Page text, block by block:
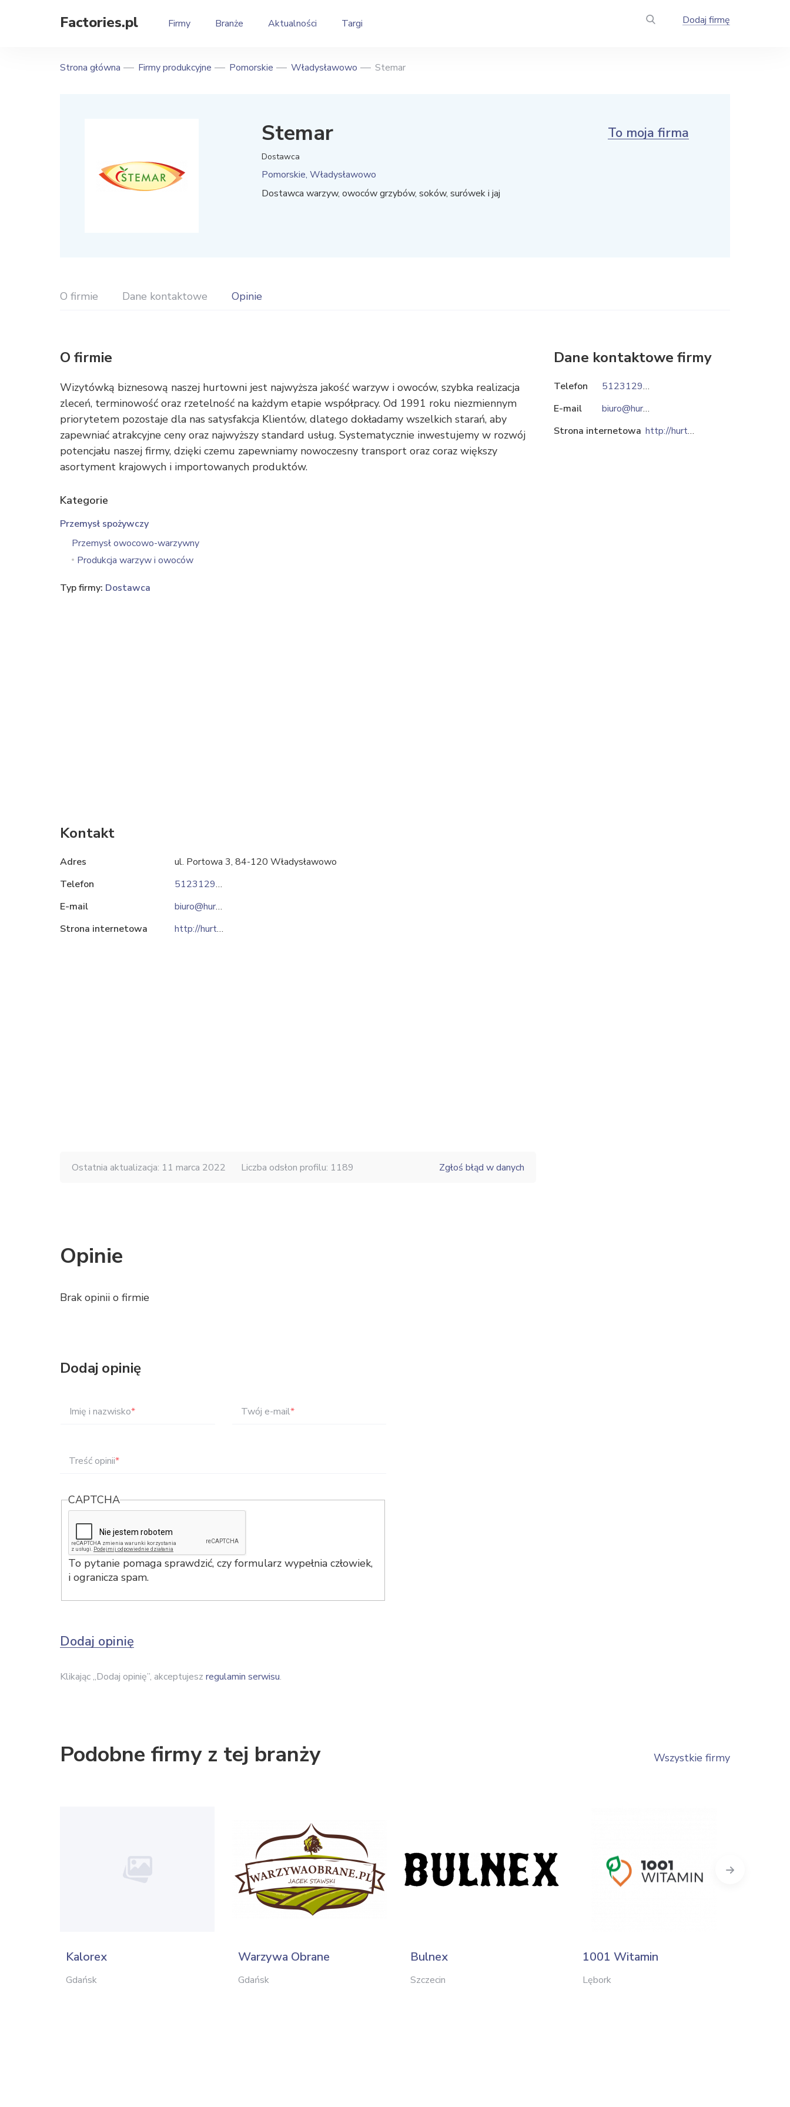
Factories.pl Firmy Branże Aktualności Targi Dodaj firmę
Strona główna Firmy produkcyjne Pomorskie Władysławowo Stemar
Stemar
Dostawca
Pomorskie, Władysławowo
Dostawca warzyw, owoców grzybów, soków, surówek i jaj
To moja firma
O firmie Dane kontaktowe Opinie
O firmie
Wizytówką biznesową naszej hurtowni jest najwyższa jakość warzyw i owoców, szybka realizacja
zleceń, terminowość oraz rzetelność na każdym etapie współpracy. Od 1991 roku niezmiennym
priorytetem pozostaje dla nas satysfakcja Klientów, dlatego dokładamy wszelkich starań, aby
zapewniać atrakcyjne ceny oraz najwyższy standard usług. Systematycznie inwestujemy w rozwój
potencjału naszej firmy, dzięki czemu zapewniamy nowoczesny transport oraz coraz większy
asortyment krajowych i importowanych produktów.
Kategorie
Przemysł spożywczy
Przemysł owocowo-warzywny
Produkcja warzyw i owoców
Typ firmy: Dostawca
Kontakt
Adres
ul. Portowa 3, 84-120 Władysławowo
Telefon
512312999
E-mail
biuro@hurtowniastemar.pl
Strona internetowa
http://hurtowniastemar.pl
Ostatnia aktualizacja: 11 marca 2022 Liczba odsłon profilu: 1189 Zgłoś błąd w danych
Opinie
Brak opinii o firmie
Dodaj opinię
Imię i nazwisko* Twój e-mail*
Treść opinii*
CAPTCHA
To pytanie pomaga sprawdzić, czy formularz wypełnia człowiek,
i ogranicza spam.
Dodaj opinię
Klikając „Dodaj opinię”, akceptujesz regulamin serwisu.
Dane kontaktowe firmy
Telefon
512312999
E-mail
biuro@hurtowniastemar.pl
Strona internetowa
http://hurtowniastemar.pl
Podobne firmy z tej branży Wszystkie firmy
Kalorex
Gdańsk
Warzywa Obrane
Gdańsk
Bulnex
Szczecin
1001 Witamin
Lębork